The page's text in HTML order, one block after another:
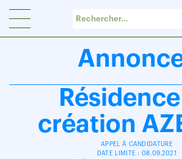
création
APPEL À CANDIDATURE
DATE LIMITE : 08.09.2021